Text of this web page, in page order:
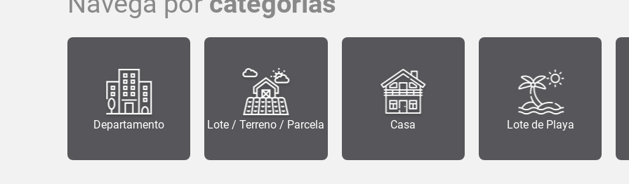
Departamento Lote / Terreno / Parcela Casa Lote de Playa